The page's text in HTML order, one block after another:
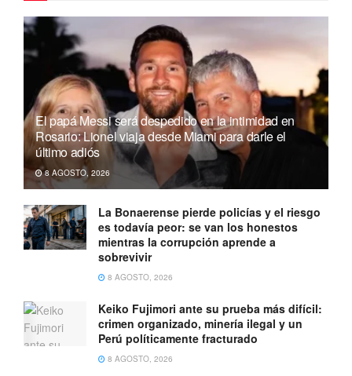
El papá Messi será despedido en la intimidad en
Rosario: Lionel viaja desde Miami para darle el
último adiós
8 AGOSTO, 2026
La Bonaerense pierde policías y el riesgo
es todavía peor: se van los honestos
mientras la corrupción aprende a
sobrevivir
8 AGOSTO, 2026
Keiko Fujimori ante su prueba más difícil:
crimen organizado, minería ilegal y un
Perú políticamente fracturado
8 AGOSTO, 2026